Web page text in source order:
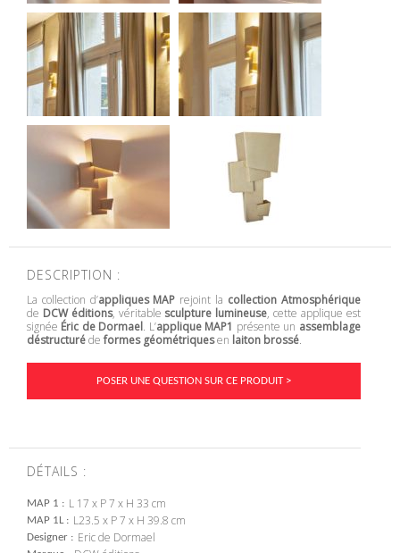
DESCRIPTION :
La collection d’appliques MAP rejoint la collection Atmosphérique
de DCW éditions, véritable sculpture lumineuse, cette applique est
signée Éric de Dormael. L’applique MAP1 présente un assemblage
déstructurédeformes géométriquesen laiton brossé.
POSER UNE QUESTION SUR CE PRODUIT >
DÉTAILS :
MAP 1 L 17 x P 7 x H 33 cm
MAP 1L L23.5 x P 7 x H 39.8 cm
Designer Eric de Dormael